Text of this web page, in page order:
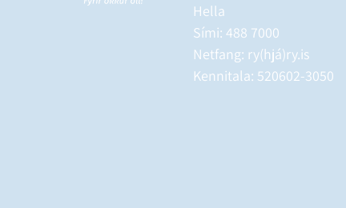
Hella
Sími: 488 7000
Netfang: ry(hjá)ry.is
Kennitala: 520602-3050